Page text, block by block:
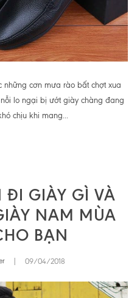
những cơn mưa rào bất chợt xua
lo ngại bị ướt giày chàng đang
chịu khi mang...
ĐI GIÀY GÌ VÀ
NAM MÙA
BẠN
09/04/2018